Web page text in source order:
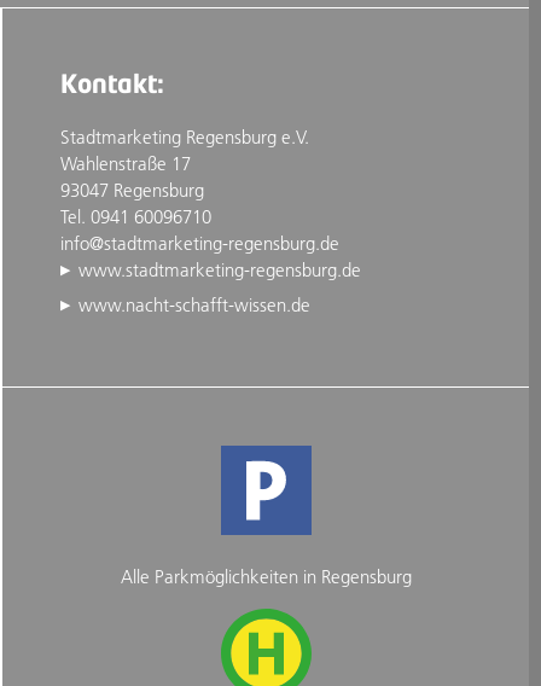
Kontakt:
Stadtmarketing Regensburg e.V.
Wahlenstraße 17
93047 Regensburg
Tel. 0941 60096710
info@stadtmarketing-regensburg.de
www.stadtmarketing-regensburg.de
www.nacht-schafft-wissen.de
Alle Parkmöglichkeiten in Regensburg